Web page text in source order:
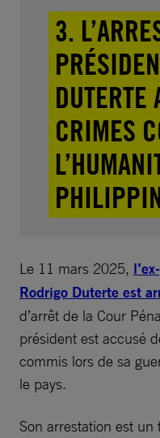
3.
DUTERTE
CRIMES
Le 11 mars 2025,
Rodrigo Duterte est
d’arrêt de la Cour
président est accusé
commis lors de sa
le pays.
Son arrestation est